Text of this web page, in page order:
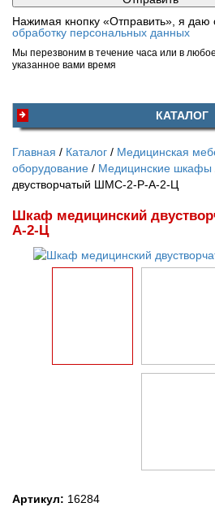
Нажимая кнопку «Отправить», я даю
обработку персональных данных
Мы перезвоним в течение часа или в
указанное вами время
КАТАЛОГ
Главная Каталог
Медицинская
оборудование
Медицинские шкафы
двустворчатый ШМС-2-Р-А-2-Ц
Шкаф медицинский
А-2-Ц
Артикул: 16284